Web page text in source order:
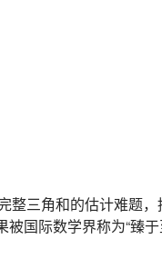
整三角和的估计难题
被国际数学界称为“臻于